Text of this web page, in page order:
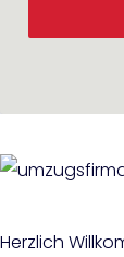
Herzlich